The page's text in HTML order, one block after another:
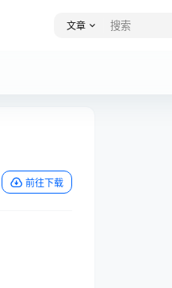
文章
前往下载